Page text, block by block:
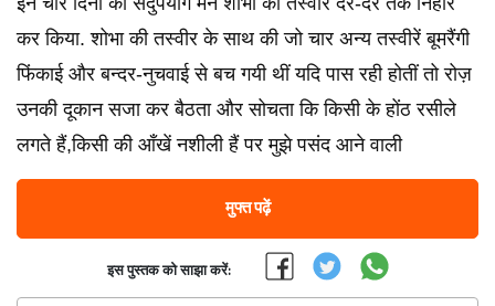
कर किया. शोभा की तस्वीर के साथ की जो चार अन्य तस्वीरें बूमरैंगी
फिंकाई और बन्दर-नुचवाई से बच गयी थीं यदि पास रही होतीं तो रोज़
उनकी दूकान सजा कर बैठता और सोचता कि किसी के होंठ रसीले
लगते हैं,किसी की आँखें नशीली हैं पर मुझे पसंद आने वाली
मुफ्त पढ़ें
इस पुस्तक को साझा करें: